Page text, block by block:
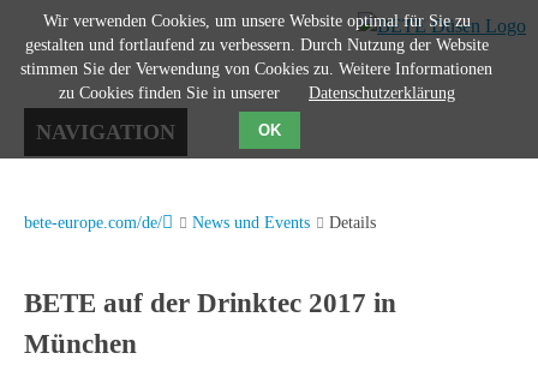
NAVIGATION
bete-europe.com/de/ News und Events Details
BETE auf der Drinktec 2017 in
München
Wir verwenden Cookies, um unsere Website optimal für Sie zu
gestalten und fortlaufend zu verbessern. Durch Nutzung der Website
stimmen Sie der Verwendung von Cookies zu. Weitere Informationen
zu Cookies finden Sie in unserer
Datenschutzerklärung
OK